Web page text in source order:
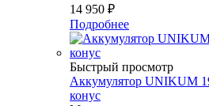
14 950 ₽
Подробнее
Быстрый просмотр
Аккумулятор UNIKUM
конус